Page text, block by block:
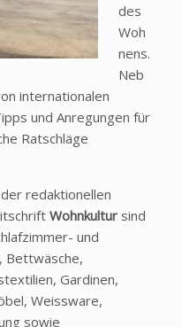
des
Woh
nens.
Neb
internationalen
und Anregungen für
Ratschläge
redaktionellen
Wohnkultur sind
und
Bettwäsche,
Gardinen,
Weissware,
sowie